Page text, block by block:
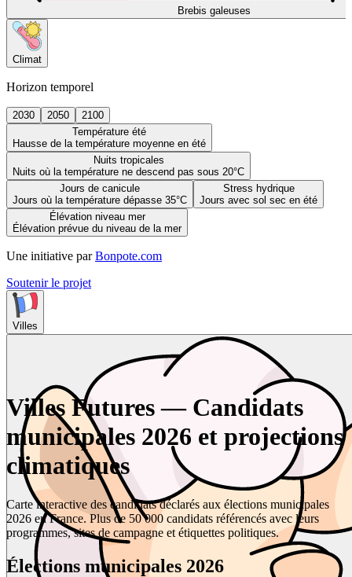
Brebis galeuses
Climat
Horizon temporel
2030 2050
2100
Température été
Hausse de la température moyenne en été
Nuits tropicales
Nuits où la température ne descend pas sous 20°C
Jours de canicule
Jours où la température dépasse 35°C
Stress hydrique
Jours avec sol sec en été
Élévation niveau mer
Élévation prévue du niveau de la mer
Une initiative par Bonpote.com
Soutenir le projet
Villes
Villes Futures — Candidats
municipales 2026 et projections
climatiques
Carte interactive des candidats déclarés aux élections municipales
2026 en France. Plus de 50 000 candidats référencés avec leurs
programmes, sites de campagne et étiquettes politiques.
Élections municipales 2026